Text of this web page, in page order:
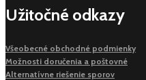
Užitočné odkazy
Všeobecné obchodné podmienky
Možnosti doručenia a poštovné
Alternatívne riešenie sporov